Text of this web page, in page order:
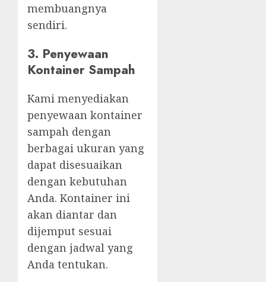
membuangnya
sendiri.
3. Penyewaan
Kontainer Sampah
Kami menyediakan
penyewaan kontainer
sampah dengan
berbagai ukuran yang
dapat disesuaikan
dengan kebutuhan
Anda. Kontainer ini
akan diantar dan
dijemput sesuai
dengan jadwal yang
Anda tentukan.